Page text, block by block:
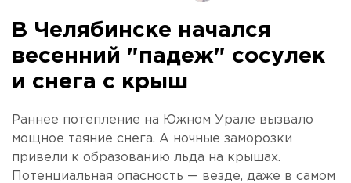
В Челябинске начался
весенний "падеж" сосулек
и снега с крыш
Раннее потепление на Южном Урале вызвало
мощное таяние снега. А ночные заморозки
привели к образованию льда на крышах.
Потенциальная опасность — везде, даже в самом